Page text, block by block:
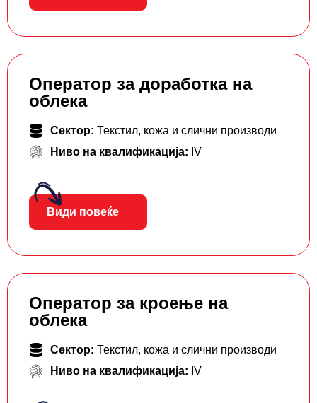
Оператор за доработка на
облека
Сектор: Текстил, кожа и слични производи
Ниво на квалификација: IV
Види повеќе
Оператор за кроење на
облека
Сектор: Текстил, кожа и слични производи
Ниво на квалификација: IV